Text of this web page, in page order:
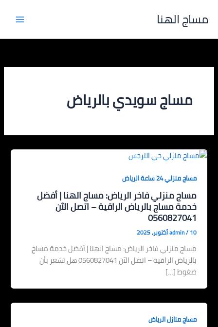
مساج الهنا
مساج سويدي بالرياض
مساج منزلي 24 ساعة الرياض
مساج منزلي فاخر الرياض: مساج الهنا | أفضل
خدمة مساج بالرياض الراقية – اتصل الآن
0560827041
admin/10 أكتوبر، 2025
مساج منزلي فاخر الرياض: مساج الهنا | أفضل خدمة مساج
بالرياض الراقية – اتصل الآن 0560827041 هل تشعر بأن
ضغوط […]
مساج منازل الرياض